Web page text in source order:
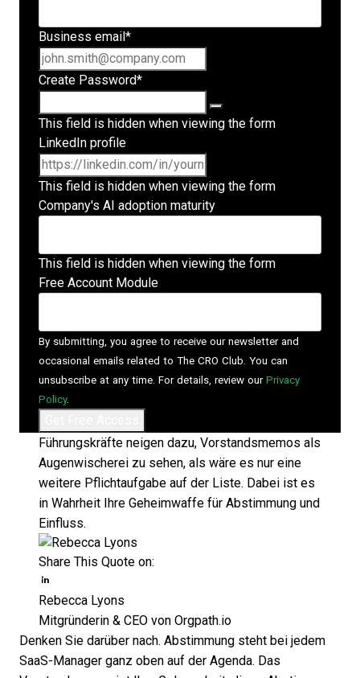
Business email *
Create Password*
This field is hidden when viewing the form
LinkedIn profile
This field is hidden when viewing the form
Company's AI adoption maturity
This field is hidden when viewing the form
Free Account Module
By submitting, you agree to receive our newsletter and
occasional emails related to The CRO Club. You can
unsubscribe at any time. For details, review our Privacy
Policy.
Führungskräfte neigen dazu, Vorstandsmemos als
Augenwischerei zu sehen, als wäre es nur eine
weitere Pflichtaufgabe auf der Liste. Dabei ist es
in Wahrheit Ihre Geheimwaffe für Abstimmung und
Einfluss.
Share This Quote on:
Share on Twitter
Share on Facebook
Rebecca Lyons
Mitgründerin & CEO von Orgpath.io
Denken Sie darüber nach. Abstimmung steht bei jedem
SaaS-Manager ganz oben auf der Agenda. Das